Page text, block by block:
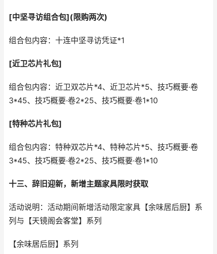
[中坚寻访组合包](限购两次)
组合包内容：十连中坚寻访凭证*1
[近卫芯片礼包]
组合包内容：近卫双芯片*4、近卫芯片*5、技巧概要·卷
3*45、技巧概要·卷2*25、技巧概要·卷1*10
[特种芯片礼包]
组合包内容：特种双芯片*4、特种芯片*5、技巧概要·卷
3*45、技巧概要·卷2*25、技巧概要·卷1*10
十三、辞旧迎新，新增主题家具限时获取
活动说明：活动期间新增活动限定家具【余味居后厨】系
列与【天镜阁会客堂】系列
【余味居后厨】系列